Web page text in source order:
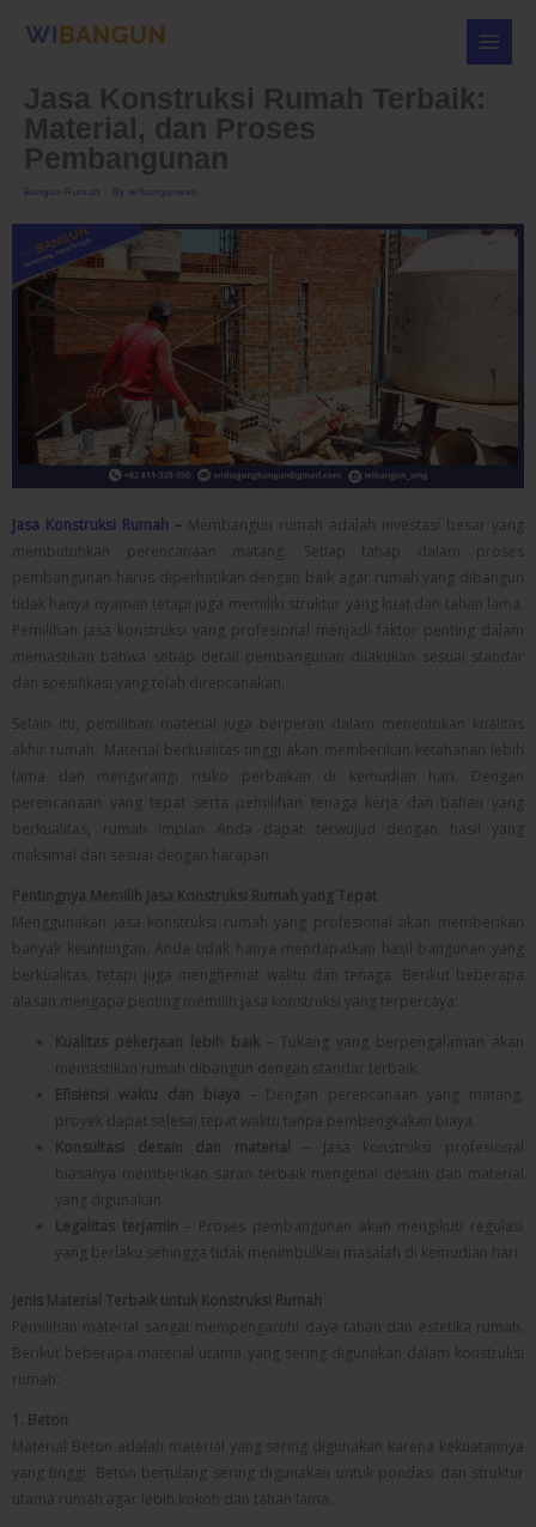
Jasa Konstruksi Rumah Terbaik:
Material, dan Proses
Pembangunan
Bangun Rumah - By wibangunweb
Jasa Konstruksi Rumah – Membangun rumah adalah investasi besar yang
membutuhkan perencanaan matang. Setiap tahap dalam proses
pembangunan harus diperhatikan dengan baik agar rumah yang dibangun
tidak hanya nyaman tetapi juga memiliki struktur yang kuat dan tahan lama.
Pemilihan jasa konstruksi yang profesional menjadi faktor penting dalam
memastikan bahwa setiap detail pembangunan dilakukan sesuai standar
dan spesifikasi yang telah direncanakan.
Selain itu, pemilihan material juga berperan dalam menentukan kualitas
akhir rumah. Material berkualitas tinggi akan memberikan ketahanan lebih
lama dan mengurangi risiko perbaikan di kemudian hari. Dengan
perencanaan yang tepat serta pemilihan tenaga kerja dan bahan yang
berkualitas, rumah impian Anda dapat terwujud dengan hasil yang
maksimal dan sesuai dengan harapan.
Pentingnya Memilih Jasa Konstruksi Rumah yang Tepat
Menggunakan jasa konstruksi rumah yang profesional akan memberikan
banyak keuntungan. Anda tidak hanya mendapatkan hasil bangunan yang
berkualitas, tetapi juga menghemat waktu dan tenaga. Berikut beberapa
alasan mengapa penting memilih jasa konstruksi yang terpercaya:
Kualitas pekerjaan lebih baik– Tukang yang berpengalaman akan
memastikan rumah dibangun dengan standar terbaik.
Efisiensi waktu dan biaya – Dengan perencanaan yang matang,
proyek dapat selesai tepat waktu tanpa pembengkakan biaya.
Konsultasi desain dan material
– Jasa konstruksi profesional
biasanya memberikan saran terbaik mengenai desain dan material
yang digunakan.
Legalitas terjamin – Proses pembangunan akan mengikuti regulasi
yang berlaku sehingga tidak menimbulkan masalah di kemudian hari.
Jenis Material Terbaik untuk Konstruksi Rumah
Pemilihan material sangat mempengaruhi daya tahan dan estetika rumah.
Berikut beberapa material utama yang sering digunakan dalam konstruksi
rumah:
1. Beton
Material Beton adalah material yang sering digunakan karena kekuatannya
yang tinggi. Beton bertulang sering digunakan untuk pondasi dan struktur
utama rumah agar lebih kokoh dan tahan lama.